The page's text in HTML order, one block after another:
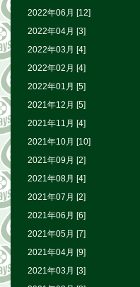
2022年06月 [12]
2022年04月 [3]
2022年03月 [4]
2022年02月 [4]
2022年01月 [5]
2021年12月 [5]
2021年11月 [4]
2021年10月 [10]
2021年09月 [2]
2021年08月 [4]
2021年07月 [2]
2021年06月 [6]
2021年05月 [7]
2021年04月 [9]
2021年03月 [3]